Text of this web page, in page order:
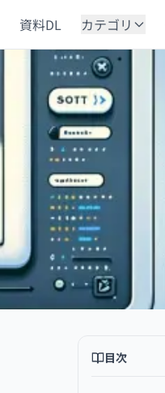
資料DL カテゴリ
目次